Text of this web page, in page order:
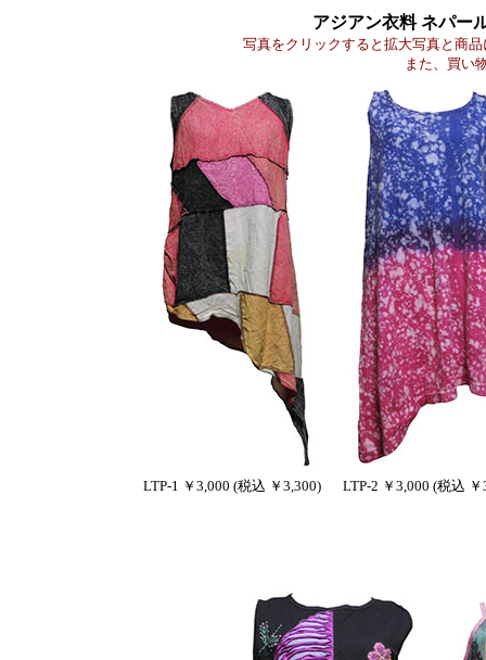
アジアン衣料 ネパー
写真をクリックすると拡大写真と商
また、買い
LTP-1 ￥3,000 (税込 ￥3,300) LTP-2 ￥3,000 (税込 ￥